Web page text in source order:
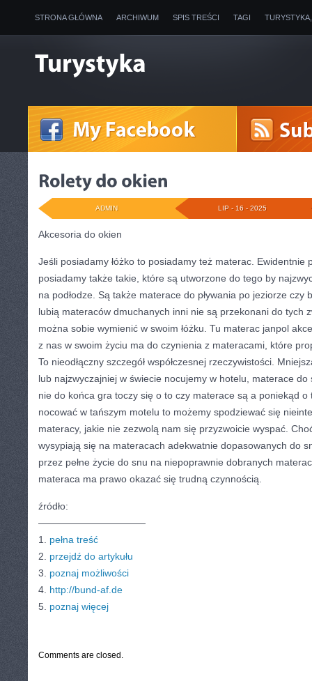
STRONA GŁÓWNA ARCHIWUM SPIS TREŚCI TAGI
LIP - 16 - 2025
ADMIN
Akcesoria do okien
Jeśli posiadamy łóżko to posiadamy też materac. Ewidentnie
posiadamy także takie, które są utworzone do tego by
na podłodze. Są także materace do pływania po jeziorze czy
lubią materaców dmuchanych inni nie są przekonani do tych
można sobie wymienić w swoim łóżku. Tu materac janpol
z nas w swoim życiu ma do czynienia z materacami, które
To nieodłączny szczegół współczesnej rzeczywistości.
lub najzwyczajniej w świecie nocujemy w hotelu, materace
nie do końca gra toczy się o to czy materace są a poniekąd
nocować w tańszym motelu to możemy spodziewać się
materacy, jakie nie zezwolą nam się przyzwoicie wyspać.
wysypiają się na materacach adekwatnie dopasowanych do
przez pełne życie do snu na niepoprawnie dobranych
materaca ma prawo okazać się trudną czynnością.
źródło:
———————————
1. pełna treść
2. przejdź do artykułu
3. poznaj możliwości
4. http://bund-af.de
5. poznaj więcej
Comments are closed.